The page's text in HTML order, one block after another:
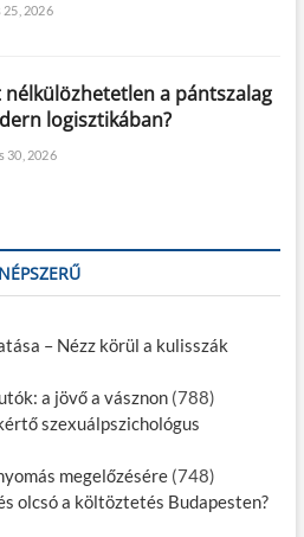
25, 2026
nélkülözhetetlen a pántszalag
logisztikában?
30, 2026
NÉPSZERŰ
– Nézz körül a kulisszák
a jövő a vásznon (788)
szexuálpszichológus
megelőzésére (748)
olcsó a költöztetés Budapesten?